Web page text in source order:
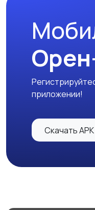
приложении!
Скачать APK